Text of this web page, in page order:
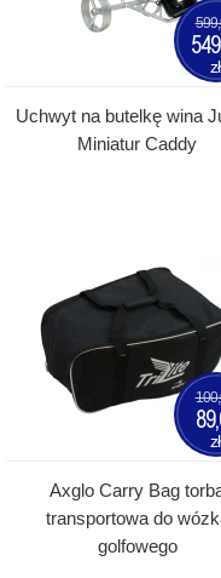
Uchwyt na butelkę wina
Miniatur Caddy
zł
Axglo Carry Bag
transportowa do
golfowego
zł